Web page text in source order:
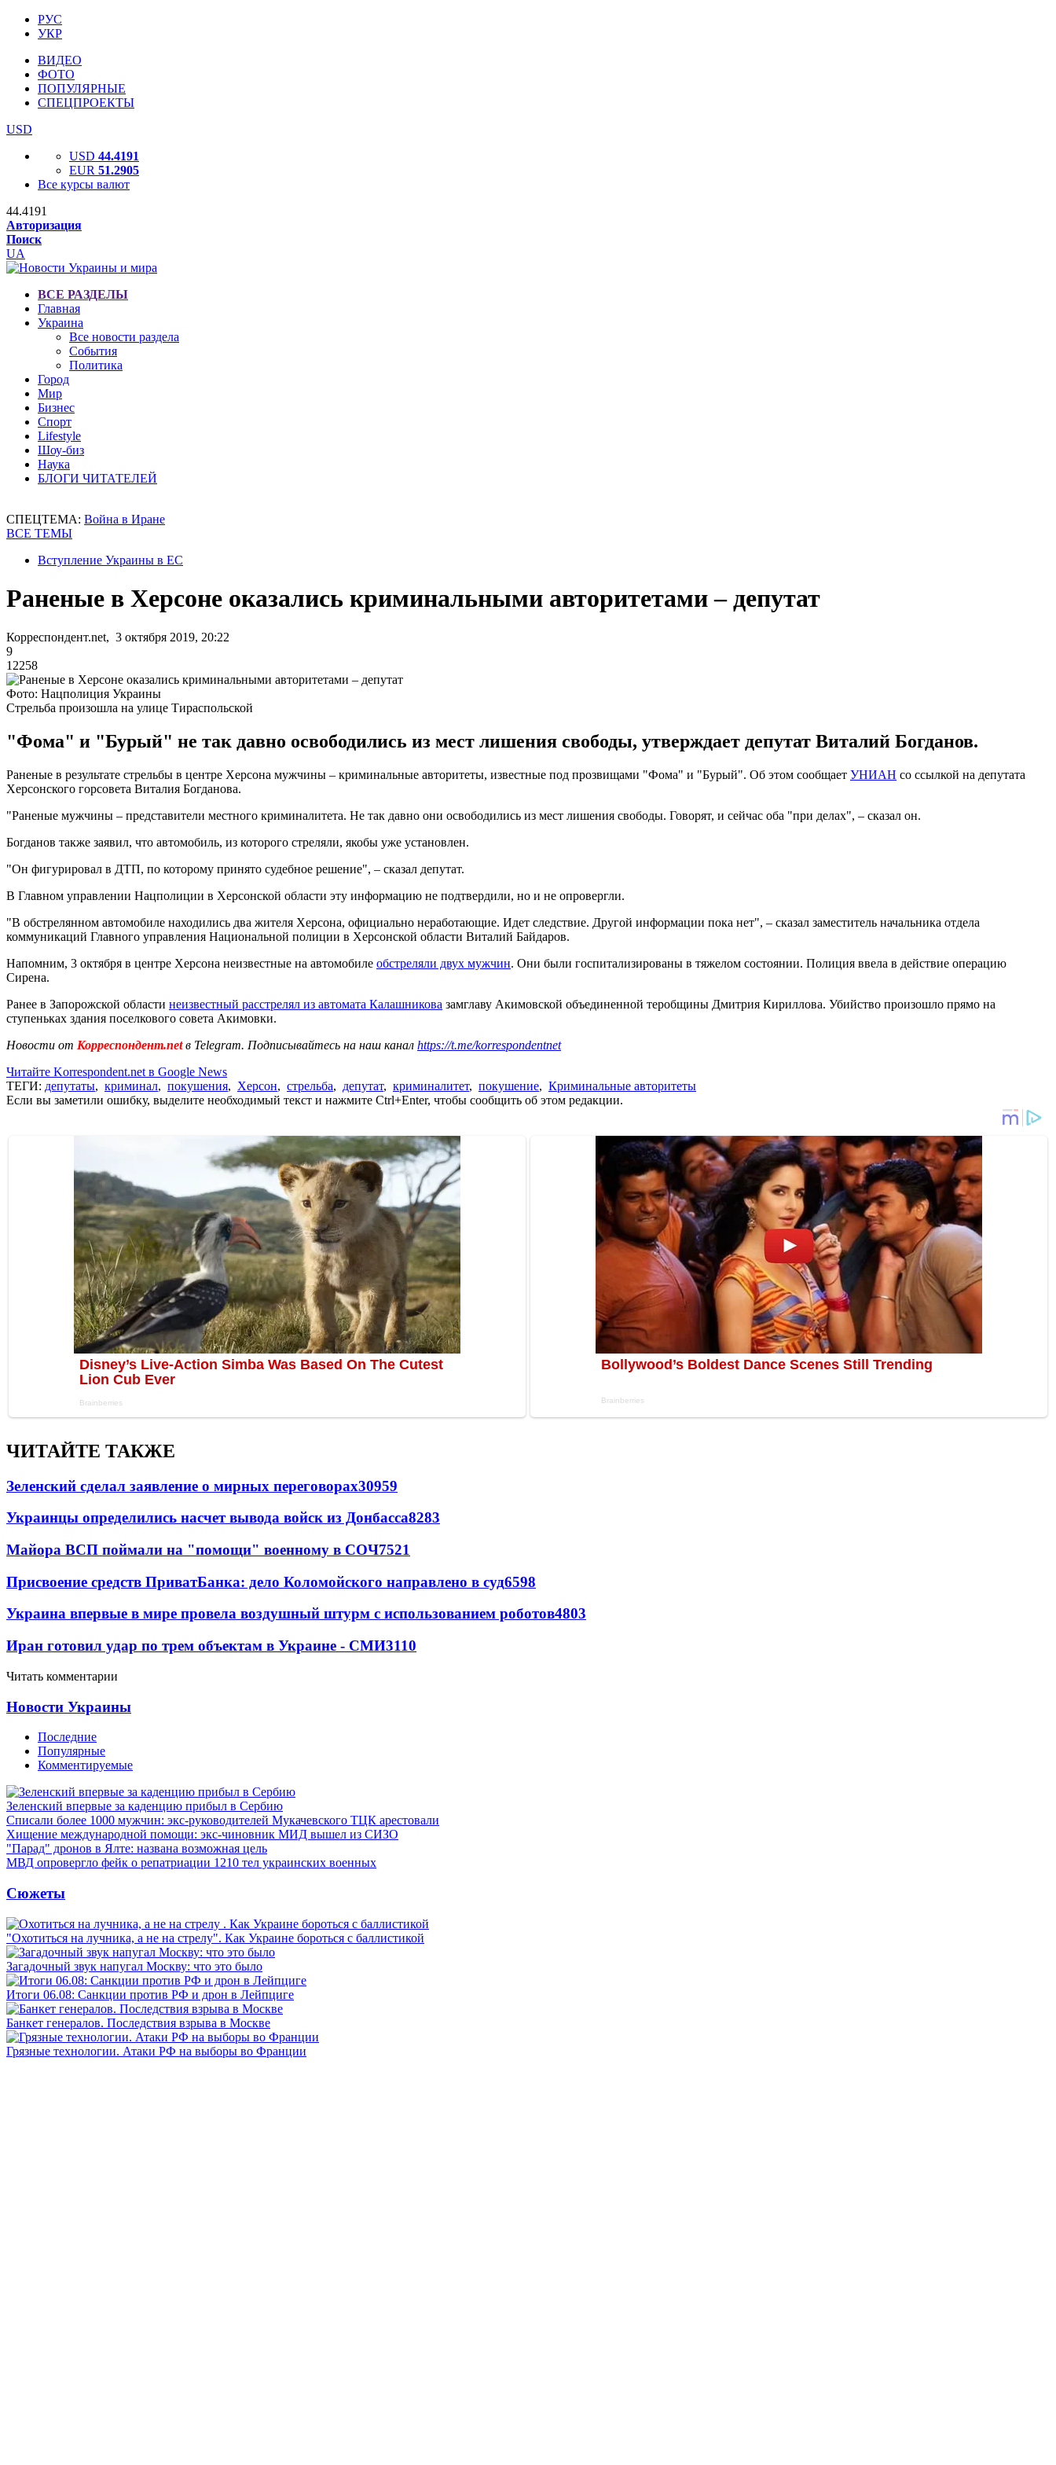
РУС
УКР
ВИДЕО
ФОТО
ПОПУЛЯРНЫЕ
СПЕЦПРОЕКТЫ
USD
USD 44.4191
EUR 51.2905
Все курсы валют
44.4191
Авторизация
Поиск
UA
ВСЕ РАЗДЕЛЫ
Главная
Украина
Все новости раздела
События
Политика
Город
Мир
Бизнес
Спорт
Lifestyle
Шоу-биз
Наука
БЛОГИ ЧИТАТЕЛЕЙ
СПЕЦТЕМА: Война в Иране
ВСЕ ТЕМЫ
Вступление Украины в ЕС
Раненые в Херсоне оказались криминальными авторитетами – депутат
Корреспондент.net, 3 октября 2019, 20:22
9
12258
Фото: Нацполиция Украины
Стрельба произошла на улице Тираспольской
"Фома" и "Бурый" не так давно освободились из мест лишения свободы, утверждает депутат Виталий Богданов.
Раненые в результате стрельбы в центре Херсона мужчины – криминальные авторитеты, известные под прозвищами "Фома" и "Бурый". Об этом сообщает УНИАН со ссылкой на депутата
Херсонского горсовета Виталия Богданова.
"Раненые мужчины – представители местного криминалитета. Не так давно они освободились из мест лишения свободы. Говорят, и сейчас оба "при делах", – сказал он.
Богданов также заявил, что автомобиль, из которого стреляли, якобы уже установлен.
"Он фигурировал в ДТП, по которому принято судебное решение", – сказал депутат.
В Главном управлении Нацполиции в Херсонской области эту информацию не подтвердили, но и не опровергли.
"В обстрелянном автомобиле находились два жителя Херсона, официально неработающие. Идет следствие. Другой информации пока нет", – сказал заместитель начальника отдела
коммуникаций Главного управления Национальной полиции в Херсонской области Виталий Байдаров.
Напомним, 3 октября в центре Херсона неизвестные на автомобиле обстреляли двух мужчин. Они были госпитализированы в тяжелом состоянии. Полиция ввела в действие операцию
Сирена.
Ранее в Запорожской области неизвестный расстрелял из автомата Калашникова замглаву Акимовской объединенной теробщины Дмитрия Кириллова. Убийство произошло прямо на
ступеньках здания поселкового совета Акимовки.
Новости от Корреспондент.netв Telegram. Подписывайтесь на наш канал https://t.me/korrespondentnet
Читайте Korrespondent.net в Google News
ТЕГИ: депутаты, криминал, покушения, Херсон, стрельба, депутат, криминалитет, покушение, Криминальные авторитеты
Если вы заметили ошибку, выделите необходимый текст и нажмите Ctrl+Enter, чтобы сообщить об этом редакции.
ЧИТАЙТЕ ТАКЖЕ
Зеленский сделал заявление о мирных переговорах30959
Украинцы определились насчет вывода войск из Донбасса8283
Майора ВСП поймали на "помощи" военному в СОЧ7521
Присвоение средств ПриватБанка: дело Коломойского направлено в суд6598
Украина впервые в мире провела воздушный штурм с использованием роботов4803
Иран готовил удар по трем объектам в Украине - СМИ3110
Читать комментарии
Новости Украины
Последние
Популярные
Комментируемые
Зеленский впервые за каденцию прибыл в Сербию
Списали более 1000 мужчин: экс-руководителей Мукачевского ТЦК арестовали
Хищение международной помощи: экс-чиновник МИД вышел из СИЗО
"Парад" дронов в Ялте: названа возможная цель
МВД опровергло фейк о репатриации 1210 тел украинских военных
Сюжеты
"Охотиться на лучника, а не на стрелу". Как Украине бороться с баллистикой
Загадочный звук напугал Москву: что это было
Итоги 06.08: Санкции против РФ и дрон в Лейпциге
Банкет генералов. Последствия взрыва в Москве
Грязные технологии. Атаки РФ на выборы во Франции